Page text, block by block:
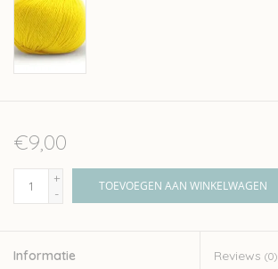
€9,00
+
-
TOEVOEGEN AAN WINKELWAGEN
Informatie Reviews (0)